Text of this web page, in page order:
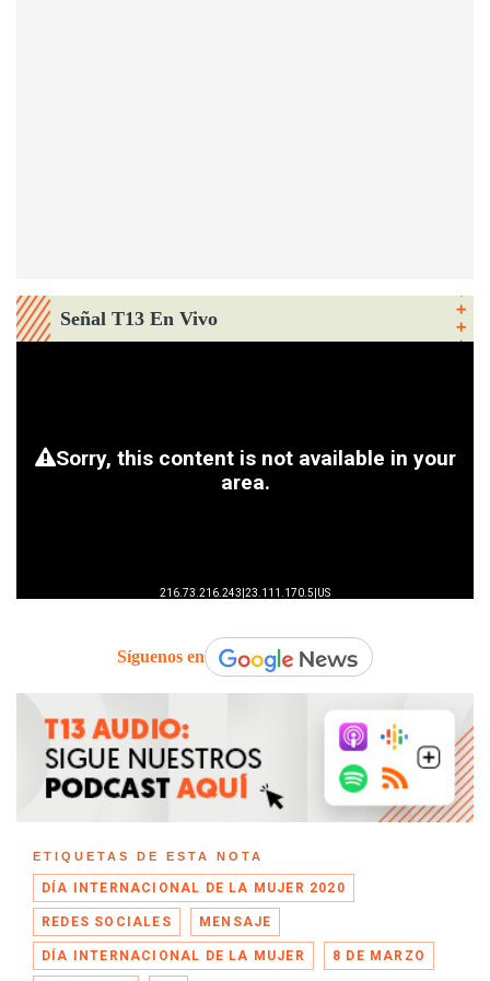
Señal T13 En Vivo
Síguenos en
ETIQUETAS DE ESTA NOTA
DÍA INTERNACIONAL DE LA MUJER 2020
REDES SOCIALES MENSAJE
DÍA INTERNACIONAL DE LA MUJER 8 DE MARZO